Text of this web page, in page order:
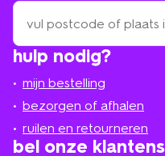
hulp nodig?
mijn bestelling
bezorgen of afhalen
ruilen en retourneren
bel onze
zoek
een
winkel
bij
in
de
buurt